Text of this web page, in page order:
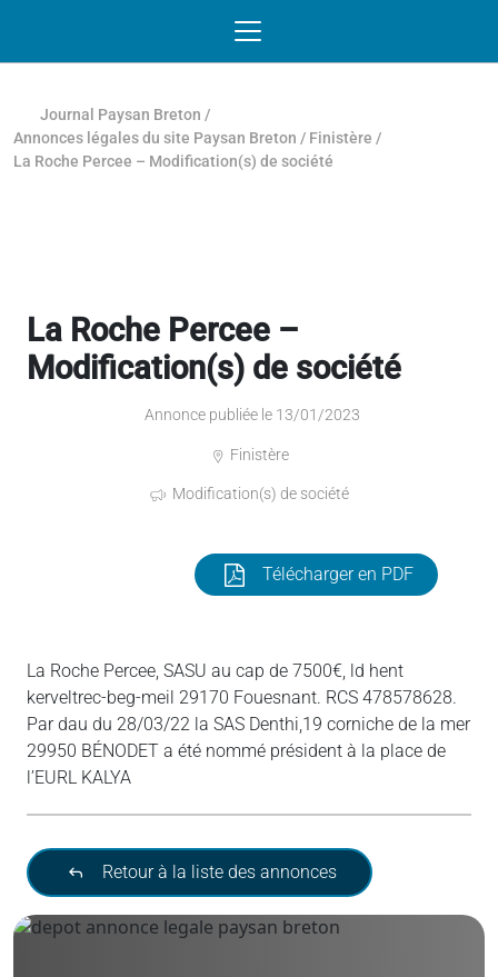
Journal Paysan Breton /
Annonces légales du site Paysan Breton / Finistère /
La Roche Percee – Modification(s) de société
La Roche Percee –
Modification(s) de société
Annonce publiée le 13/01/2023
Finistère
Modification(s) de société
Télécharger en PDF
La Roche Percee, SASU au cap de 7500€, ld hent
kerveltrec-beg-meil 29170 Fouesnant. RCS 478578628.
Par dau du 28/03/22 la SAS Denthi,19 corniche de la mer
29950 BÉNODET a été nommé président à la place de
l’EURL KALYA
Retour à la liste des annonces